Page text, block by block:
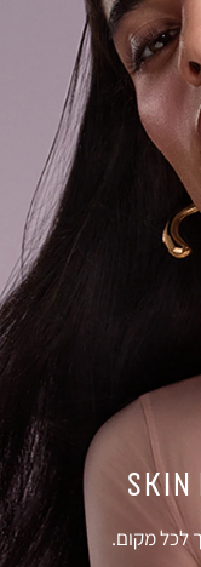
SKIN
לכל מקום.